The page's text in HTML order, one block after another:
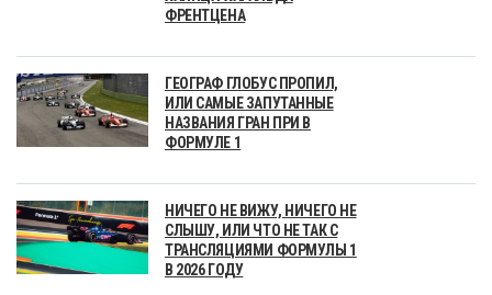
ФРЕНТЦЕНА
ГЕОГРАФ ГЛОБУС ПРОПИЛ,
ИЛИ САМЫЕ ЗАПУТАННЫЕ
НАЗВАНИЯ ГРАН ПРИ В
ФОРМУЛЕ 1
НИЧЕГО НЕ ВИЖУ, НИЧЕГО НЕ
СЛЫШУ, ИЛИ ЧТО НЕ ТАК С
ТРАНСЛЯЦИЯМИ ФОРМУЛЫ 1
В 2026 ГОДУ